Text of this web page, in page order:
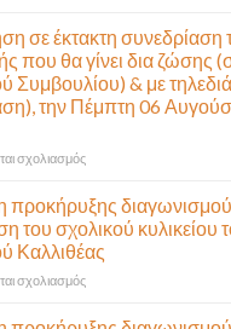
κυκλοφορία
η
Παλαιά
Παραλιακή
Ποσειδώνος)
10
Αυγούστου-
Ένα
αναγκαίο
σημαντικό
σε έκτακτη συνεδρίαση
που θα γίνει δια ζώσης
Συμβουλίου) & με
την Πέμπτη 06
σχολιασμόςστο
σε
έκτακτη
συνεδρίαση
της
Δημοτικής
που
προκήρυξης διαγωνισμού
του σχολικού κυλικείου
Καλλιθέας
σχολιασμόςστο
προκήρυξης